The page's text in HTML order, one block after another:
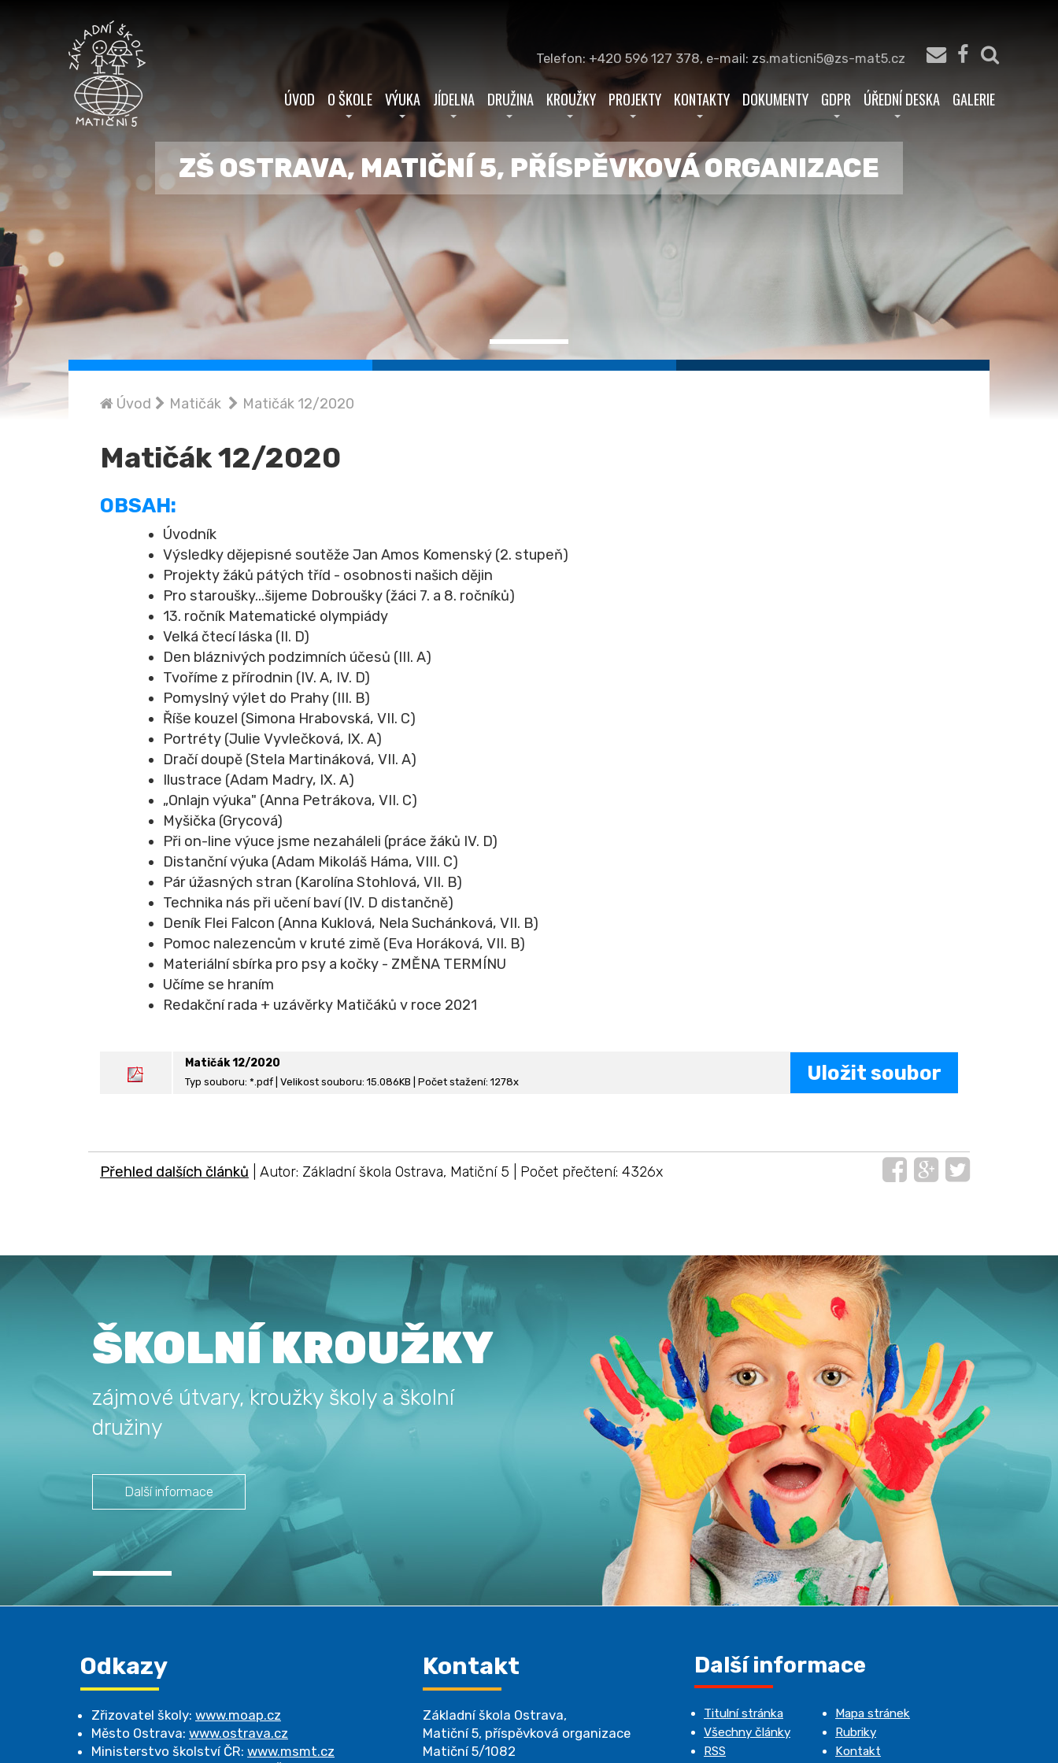
Telefon: +420 596 127 378, e-mail: zs.maticni5@zs-mat5.cz
ÚVOD O ŠKOLE VÝUKA JÍDELNA DRUŽINA KROUŽKY PROJEKTY KONTAKTY DOKUMENTY GDPR ÚŘEDNÍ DESKA GALERIE
ZŠ OSTRAVA, MATIČNÍ 5, PŘÍSPĚVKOVÁ ORGANIZACE
Úvod Matičák Matičák 12/2020
Matičák 12/2020
OBSAH:
Úvodník
Výsledky dějepisné soutěže Jan Amos Komenský (2. stupeň)
Projekty žáků pátých tříd - osobnosti našich dějin
Pro staroušky...šijeme Dobroušky (žáci 7. a 8. ročníků)
13. ročník Matematické olympiády
Velká čtecí láska (II. D)
Den bláznivých podzimních účesů (III. A)
Tvoříme z přírodnin (IV. A, IV. D)
Pomyslný výlet do Prahy (III. B)
Říše kouzel (Simona Hrabovská, VII. C)
Portréty (Julie Vyvlečková, IX. A)
Dračí doupě (Stela Martináková, VII. A)
Ilustrace (Adam Madry, IX. A)
„Onlajn výuka" (Anna Petrákova, VII. C)
Myšička (Grycová)
Při on-line výuce jsme nezaháleli (práce žáků IV. D)
Distanční výuka (Adam Mikoláš Háma, VIII. C)
Pár úžasných stran (Karolína Stohlová, VII. B)
Technika nás při učení baví (IV. D distančně)
Deník Flei Falcon (Anna Kuklová, Nela Suchánková, VII. B)
Pomoc nalezencům v kruté zimě (Eva Horáková, VII. B)
Materiální sbírka pro psy a kočky - ZMĚNA TERMÍNU
Učíme se hraním
Redakční rada + uzávěrky Matičáků v roce 2021
Matičák 12/2020
Typ souboru: *.pdf | Velikost souboru: 15.086KB | Počet stažení: 1278x Uložit soubor
Přehled dalších článků | Autor: Základní škola Ostrava, Matiční 5 | Počet přečtení: 4326x
ŠKOLNÍ KROUŽKY
zájmové útvary, kroužky školy a školní
družiny
Další informace
Odkazy
Zřizovatel školy: www.moap.cz
Město Ostrava: www.ostrava.cz
Ministerstvo školství ČR: www.msmt.cz
Kontakt
Základní škola Ostrava,
Matiční 5, příspěvková organizace
Matiční 5/1082
Další informace
Titulní stránka
Mapa stránek
Všechny články
Rubriky
RSS
Kontakt